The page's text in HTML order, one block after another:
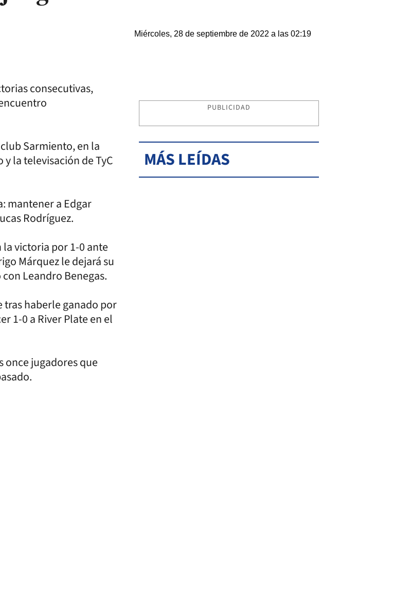
Miércoles, 28 de septiembre de 2022 a las 02:19
consecutivas,
Sarmiento, en la
la televisación de TyC
mantener a Edgar
Rodríguez.
victoria por 1-0 ante
Márquez le dejará su
Leandro Benegas.
tras haberle ganado por
1-0 a River Plate en el
once jugadores que
PUBLICIDAD
MÁS LEÍDAS